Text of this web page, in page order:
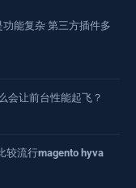
能复杂 第三方插件多
会让前台性能起飞？
较流行magento hyva